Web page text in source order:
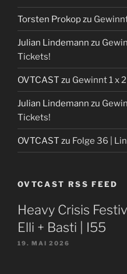
Torsten Prokopzu
Julian Lindemann zu
Tickets!
OVTCAST zu Gewinnt 1 x
Julian Lindemann zu
Tickets!
OVTCAST zu Folge 36 |
OVTCAST RSS FEED
Heavy Crisis
Elli + Basti | I55
19. MAI 2026